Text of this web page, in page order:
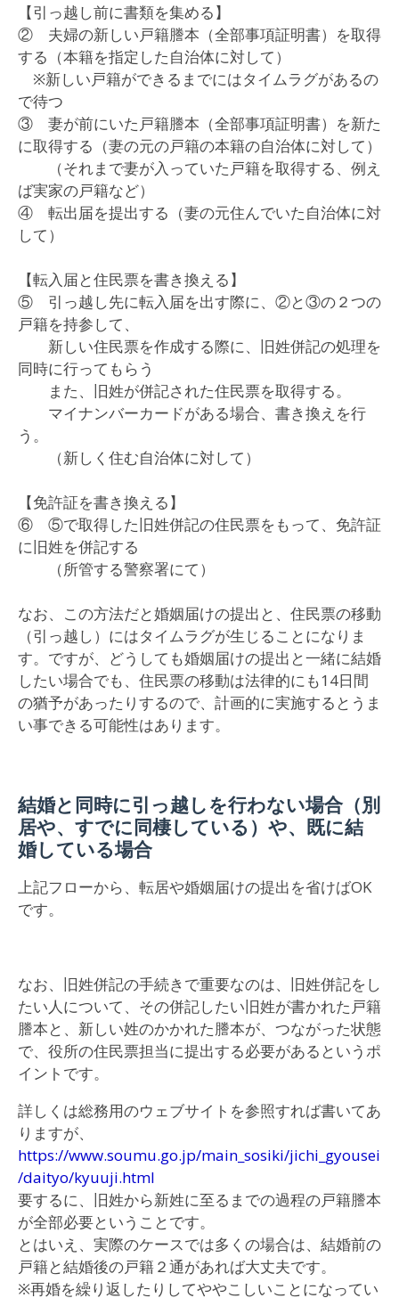
【引っ越し前に書類を集める】
② 夫婦の新しい戸籍謄本（全部事項証明書）を取得
する（本籍を指定した自治体に対して）
※新しい戸籍ができるまでにはタイムラグがあるの
で待つ
③ 妻が前にいた戸籍謄本（全部事項証明書）を新た
に取得する（妻の元の戸籍の本籍の自治体に対して）
（それまで妻が入っていた戸籍を取得する、例え
ば実家の戸籍など）
④ 転出届を提出する（妻の元住んでいた自治体に対
して）
【転入届と住民票を書き換える】
⑤ 引っ越し先に転入届を出す際に、②と③の２つの
戸籍を持参して、
新しい住民票を作成する際に、旧姓併記の処理を
同時に行ってもらう
また、旧姓が併記された住民票を取得する。
マイナンバーカードがある場合、書き換えを行
う。
（新しく住む自治体に対して）
【免許証を書き換える】
⑥ ⑤で取得した旧姓併記の住民票をもって、免許証
に旧姓を併記する
（所管する警察署にて）
なお、この方法だと婚姻届けの提出と、住民票の移動
（引っ越し）にはタイムラグが生じることになりま
す。ですが、どうしても婚姻届けの提出と一緒に結婚
したい場合でも、住民票の移動は法律的にも14日間
の猶予があったりするので、計画的に実施するとうま
い事できる可能性はあります。
結婚と同時に引っ越しを行わない場合（別
居や、すでに同棲している）や、既に結
婚している場合
上記フローから、転居や婚姻届けの提出を省けばOK
です。
なお、旧姓併記の手続きで重要なのは、旧姓併記をし
たい人について、その併記したい旧姓が書かれた戸籍
謄本と、新しい姓のかかれた謄本が、つながった状態
で、役所の住民票担当に提出する必要があるというポ
イントです。
詳しくは総務用のウェブサイトを参照すれば書いてあ
りますが、
https://www.soumu.go.jp/main_sosiki/jichi_gyousei
/daityo/kyuuji.html
要するに、旧姓から新姓に至るまでの過程の戸籍謄本
が全部必要ということです。
とはいえ、実際のケースでは多くの場合は、結婚前の
戸籍と結婚後の戸籍２通があれば大丈夫です。
※再婚を繰り返したりしてややこしいことになってい